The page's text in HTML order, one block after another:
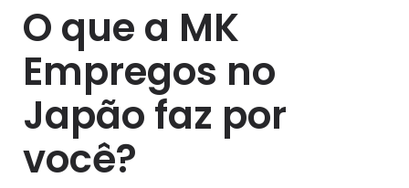
O que a MK
Empregos no
Japão faz por
você?